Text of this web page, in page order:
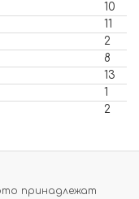
10
11
2
8
13
1
2
принадлежат